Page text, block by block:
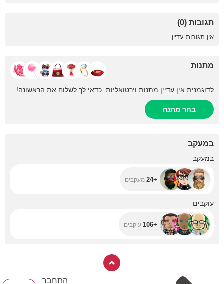
תגובות (0)
אין תגובות עדיין
מתנות
לדוגמנית אין עדיין מתנות וירטואליות. כדאי לך לשלוח את הראשונה!
בחר מתנה
במעקב
במעקב
+24 מעקבים
עוקבים
+106 עוקבים
התחבר